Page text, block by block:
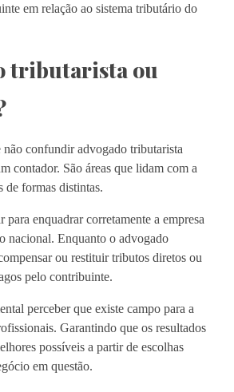
em relação ao sistema tributário do
tributarista ou
confundir advogado tributarista
contador. São áreas que lidam com a
de formas distintas.
para enquadrar corretamente a empresa
nacional. Enquanto o advogado
ou restituir tributos diretos ou
pelo contribuinte.
perceber que existe campo para a
Garantindo que os resultados
possíveis a partir de escolhas
em questão.